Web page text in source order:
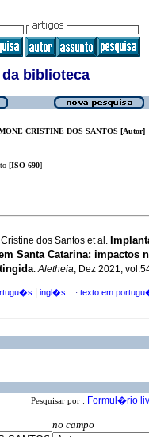
biblioteca
CRISTINE DOS SANTOS [Autor]
[ISO 690]
dos Santos et al.
Santa Catarina: impactos
.Aletheia, Dez 2021,
ingl�s · texto em
Pesquisar por : Formul�rio
no campo